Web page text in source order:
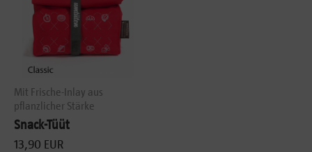
Mit Frische-Inlay aus
pflanzlicher Stärke
Snack-Tüüt
13,90 EUR